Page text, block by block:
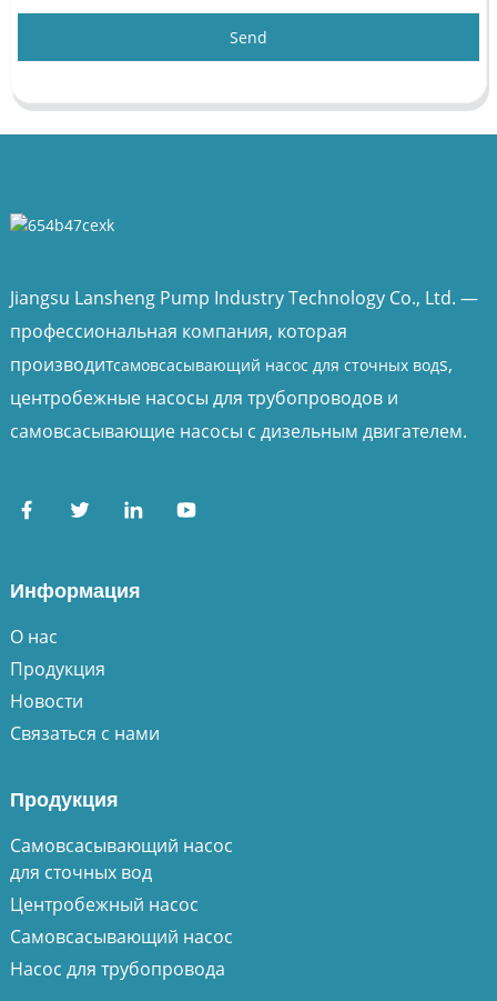
Send
Jiangsu Lansheng Pump Industry Technology Co., Ltd. —
профессиональная компания, которая
производитсамовсасывающий насос для сточных водs,
центробежные насосы для трубопроводов и
самовсасывающие насосы с дизельным двигателем.
Информация
О нас
Продукция
Новости
Связаться с нами
Продукция
Самовсасывающий насос
для сточных вод
Центробежный насос
Самовсасывающий насос
Насос для трубопровода